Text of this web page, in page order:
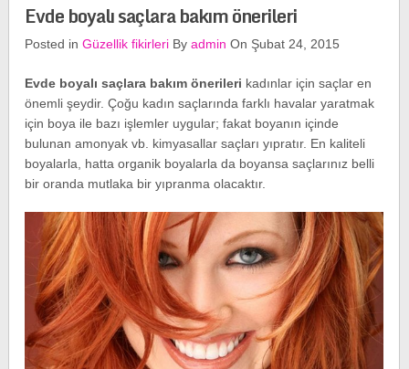
Evde boyalı saçlara bakım önerileri
Posted inGüzellik fikirleri Byadmin On Şubat 24, 2015
Evde boyalı saçlara bakım önerileri kadınlar için saçlar en
önemli şeydir. Çoğu kadın saçlarında farklı havalar yaratmak
için boya ile bazı işlemler uygular; fakat boyanın içinde
bulunan amonyak vb. kimyasallar saçları yıpratır. En kaliteli
boyalarla, hatta organik boyalarla da boyansa saçlarınız belli
bir oranda mutlaka bir yıpranma olacaktır.